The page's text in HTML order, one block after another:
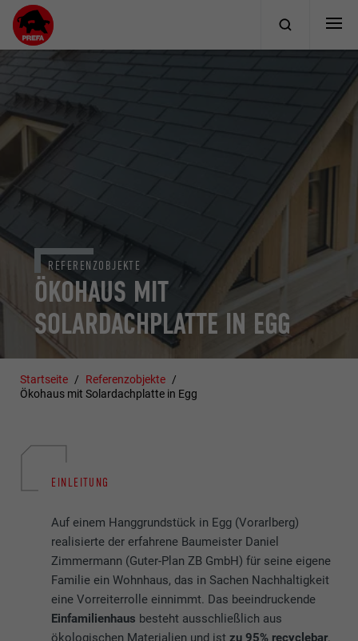
ÖKOHAUS MIT
SOLARDACHPLATTE IN EGG
REFERENZOBJEKTE
Startseite
Referenzobjekte
Ökohaus mit Solardachplatte in Egg
EINLEITUNG
Auf einem Hanggrundstück in Egg (Vorarlberg)
realisierte der erfahrene Baumeister Daniel
Zimmermann (Guter-Plan ZB GmbH) für seine eigene
Familie ein Wohnhaus, das in Sachen Nachhaltigkeit
eine Vorreiterrolle einnimmt. Das beeindruckende
Einfamilienhaus besteht ausschließlich aus
ökologischen Materialien und istzu 95% recyclebar.